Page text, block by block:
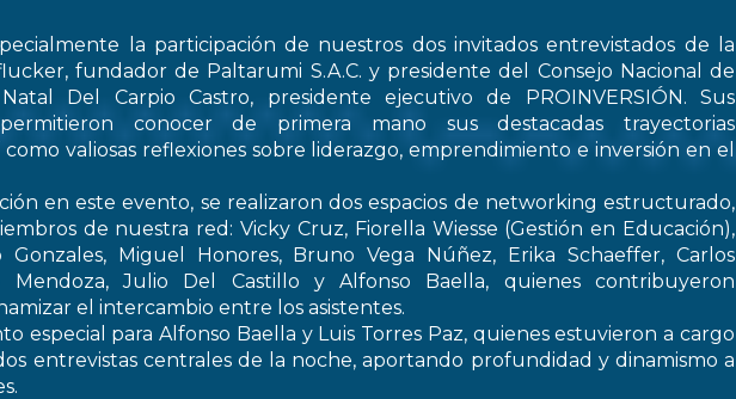
la participación de nuestros dos invitados entrevistados de la
fundador de Paltarumi S.A.C. y presidente del Consejo Nacional de
Del Carpio Castro, presidente ejecutivo de PROINVERSIÓN. Sus
conocer de primera mano sus destacadas trayectorias
como valiosas reflexiones sobre liderazgo, emprendimiento e inversión en el
en este evento, se realizaron dos espacios de networking estructurado,
de nuestra red: Vicky Cruz, Fiorella Wiesse (Gestión en Educación),
Gonzales, Miguel Honores, Bruno Vega Núñez, Erika Schaeffer, Carlos
Mendoza, Julio Del Castillo y Alfonso Baella, quienes contribuyeron
el intercambio entre los asistentes.
especial para Alfonso Baella y Luis Torres Paz, quienes estuvieron a cargo
entrevistas centrales de la noche, aportando profundidad y dinamismo a